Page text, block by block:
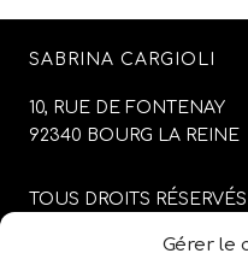
Gérer le
SABRINA CARGIOLI
10, RUE DE FONTENAY
92340 BOURG LA REINE
TOUS DROITS RÉSERVÉS
CONCEPTION DU SITE :